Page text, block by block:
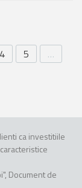
4 5
…
ca investitiile
Document de